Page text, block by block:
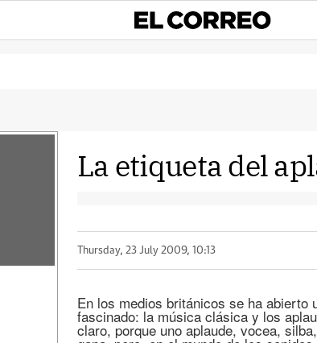
La etiqueta del
Thursday, 23 July 2009, 10:13
En los medios británicos se ha abierto
fascinado: la música clásica y los
claro, porque uno aplaude, vocea,